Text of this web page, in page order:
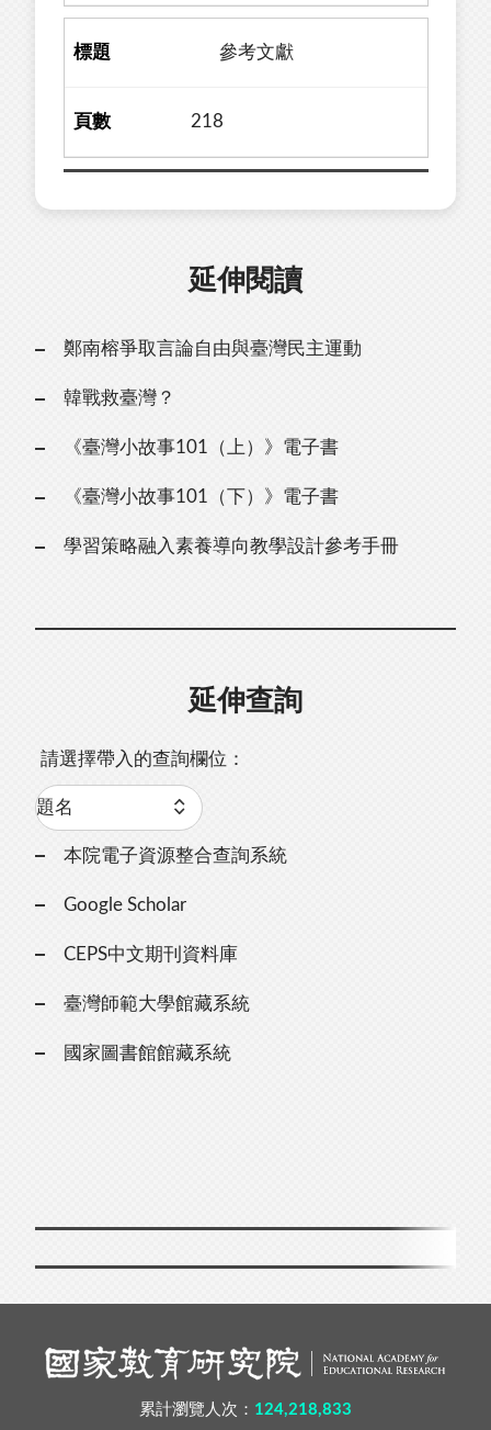
參考文獻
218
延伸閱讀
鄭南榕爭取言論自由與臺灣民主運動
韓戰救臺灣？
《臺灣小故事101（上）》電子書
《臺灣小故事101（下）》電子書
學習策略融入素養導向教學設計參考手冊
延伸查詢
請選擇帶入的查詢欄位：
本院電子資源整合查詢系統
Google Scholar
CEPS中文期刊資料庫
臺灣師範大學館藏系統
國家圖書館館藏系統
累計瀏覽人次： 124,218,833